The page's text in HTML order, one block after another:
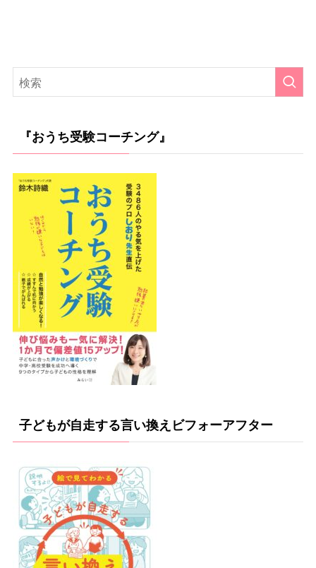
『おうち受験コーチング』
子どもが自走する言い換えビフォーアフター